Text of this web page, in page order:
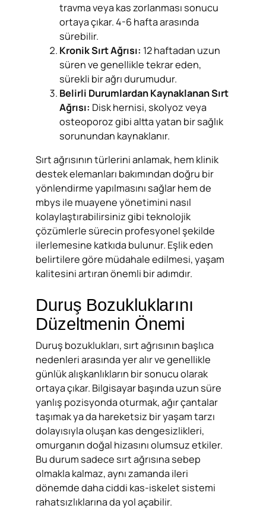
travma veya kas zorlanması sonucu
ortaya çıkar. 4-6 hafta arasında
sürebilir.
Kronik Sırt Ağrısı: 12 haftadan uzun
süren ve genellikle tekrar eden,
sürekli bir ağrı durumudur.
Belirli Durumlardan Kaynaklanan Sırt
Ağrısı: Disk hernisi, skolyoz veya
osteoporoz gibi altta yatan bir sağlık
sorunundan kaynaklanır.
Sırt ağrısının türlerini anlamak, hem klinik
destek elemanları bakımından doğru bir
yönlendirme yapılmasını sağlar hem de
mbys ile muayene yönetimini nasıl
kolaylaştırabilirsiniz gibi teknolojik
çözümlerle sürecin profesyonel şekilde
ilerlemesine katkıda bulunur. Eşlik eden
belirtilere göre müdahale edilmesi, yaşam
kalitesini artıran önemli bir adımdır.
Duruş Bozukluklarını
Düzeltmenin Önemi
Duruş bozuklukları, sırt ağrısının başlıca
nedenleri arasında yer alır ve genellikle
günlük alışkanlıkların bir sonucu olarak
ortaya çıkar. Bilgisayar başında uzun süre
yanlış pozisyonda oturmak, ağır çantalar
taşımak ya da hareketsiz bir yaşam tarzı
dolayısıyla oluşan kas dengesizlikleri,
omurganın doğal hizasını olumsuz etkiler.
Bu durum sadece sırt ağrısına sebep
olmakla kalmaz, aynı zamanda ileri
dönemde daha ciddi kas-iskelet sistemi
rahatsızlıklarına da yol açabilir.